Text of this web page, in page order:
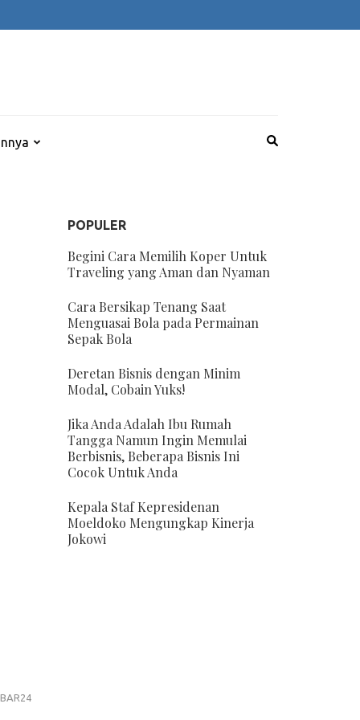
POPULER
Begini Cara Memilih Koper Untuk
Traveling yang Aman dan Nyaman
Cara Bersikap Tenang Saat
Menguasai Bola pada Permainan
Sepak Bola
Deretan Bisnis dengan Minim
Modal, Cobain Yuks!
Jika Anda Adalah Ibu Rumah
Tangga Namun Ingin Memulai
Berbisnis, Beberapa Bisnis Ini
Cocok Untuk Anda
Kepala Staf Kepresidenan
Moeldoko Mengungkap Kinerja
Jokowi